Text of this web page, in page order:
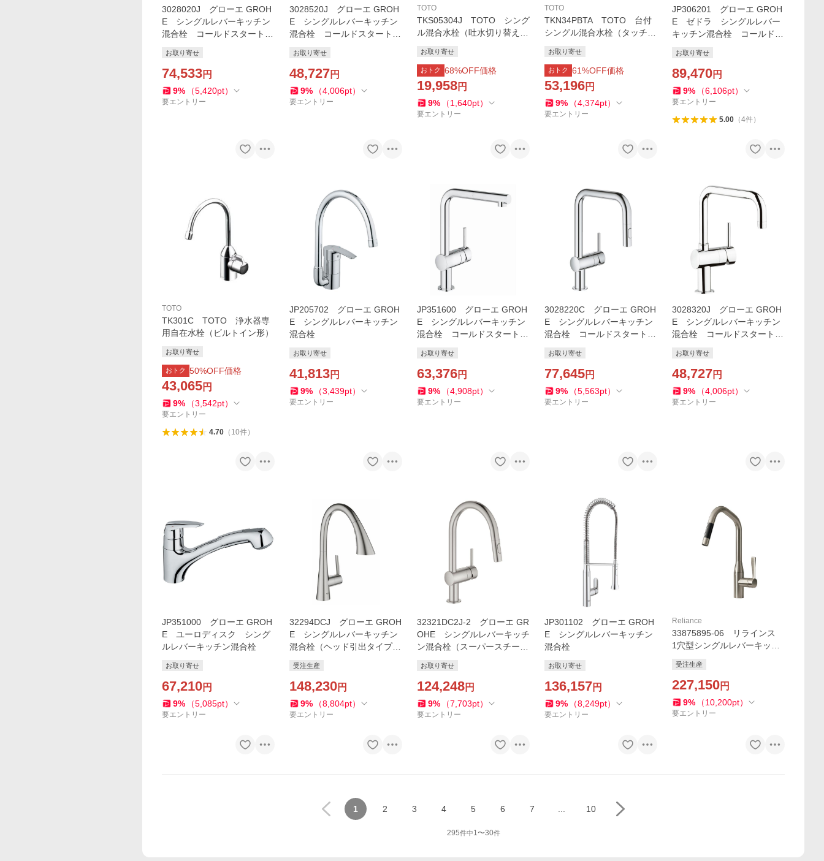
3028020J グローエ GROH
E シングルレバーキッチン
混合栓 コールドスタート仕
番：JP351500）
お取り寄せ
74,533円
9% （5,420pt）
要エントリー
3028520J グローエ GROH
E シングルレバーキッチン
混合栓 コールドスタート仕
お取り寄せ
48,727円
9% （4,006pt）
要エントリー
TOTO
TKS05304J TOTO シング
ル混合水栓（吐水切り替えタ
お取り寄せ
おトク 68%OFF価格
19,958円
9% （1,640pt）
要エントリー
TOTO
TKN34PBTA TOTO 台付
シングル混合水栓（タッチス
プ）
お取り寄せ
おトク 61%OFF価格
53,196円
9% （4,374pt）
要エントリー
JP306201 グローエ GROH
E ゼドラ シングルレバー
キッチン混合栓 コールドス
お取り寄せ
89,470円
9% （6,106pt）
要エントリー
5.00（4件）
TOTO
TK301C TOTO 浄水器専
用自在水栓（ビルトイン形）
お取り寄せ
おトク 50%OFF価格
43,065円
9% （3,542pt）
要エントリー
4.70（ 10件）
JP205702 グローエ GROH
E シングルレバーキッチン
混合栓
お取り寄せ
41,813円
9% （3,439pt）
要エントリー
JP351600 グローエ GROH
E シングルレバーキッチン
混合栓 コールドスタート仕
お取り寄せ
63,376円
9% （4,908pt）
要エントリー
3028220C グローエ GROH
E シングルレバーキッチン
混合栓 コールドスタート仕
地仕様（旧品番：JP30030
3）
お取り寄せ
77,645円
9% （5,563pt）
要エントリー
3028320J グローエ GROH
E シングルレバーキッチン
混合栓 コールドスタート仕
お取り寄せ
48,727円
9% （4,006pt）
要エントリー
JP351000 グローエ GROH
E ユーロディスク シング
ルレバーキッチン混合栓
お取り寄せ
67,210円
9% （5,085pt）
要エントリー
32294DCJ グローエ GROH
E シングルレバーキッチン
混合栓（ヘッド引出タイプ）
生産品
受注生産
148,230円
9% （8,804pt）
要エントリー
32321DC2J-2 グローエ GR
OHE シングルレバーキッチ
ン混合栓（スーパースチー
(ヘッド引出タイプ)
お取り寄せ
124,248円
9% （7,703pt）
要エントリー
JP301102 グローエ GROH
E シングルレバーキッチン
混合栓
お取り寄せ
136,157円
9% （8,249pt）
要エントリー
Reliance
33875895-06 リラインス
1穴型シングルレバーキッチ
タイプ) (ブラッシュドプラ
チナ) ドンブラハ ジンク
受注生産
227,150円
9% （10,200pt）
要エントリー
1 2 3 4 5 6 7 10
295件中1〜30件